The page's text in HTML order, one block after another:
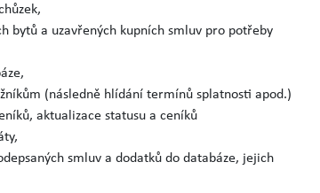
bytů a uzavřených kupních smluv pro potřeby
(následně hlídání termínů splatnosti apod.)
aktualizace statusu a ceníků
smluv a dodatků do databáze, jejich